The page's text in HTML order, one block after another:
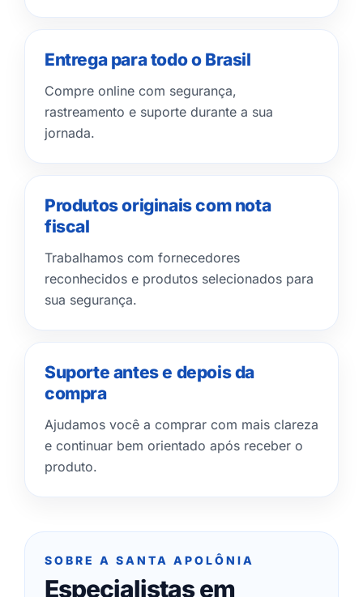
Entrega para todo o Brasil
Compre online com segurança,
rastreamento e suporte durante a sua
jornada.
Produtos originais com nota
fiscal
Trabalhamos com fornecedores
reconhecidos e produtos selecionados para
sua segurança.
Suporte antes e depois da
compra
Ajudamos você a comprar com mais clareza
e continuar bem orientado após receber o
produto.
SOBRE A SANTA APOLÔNIA
Especialistas em